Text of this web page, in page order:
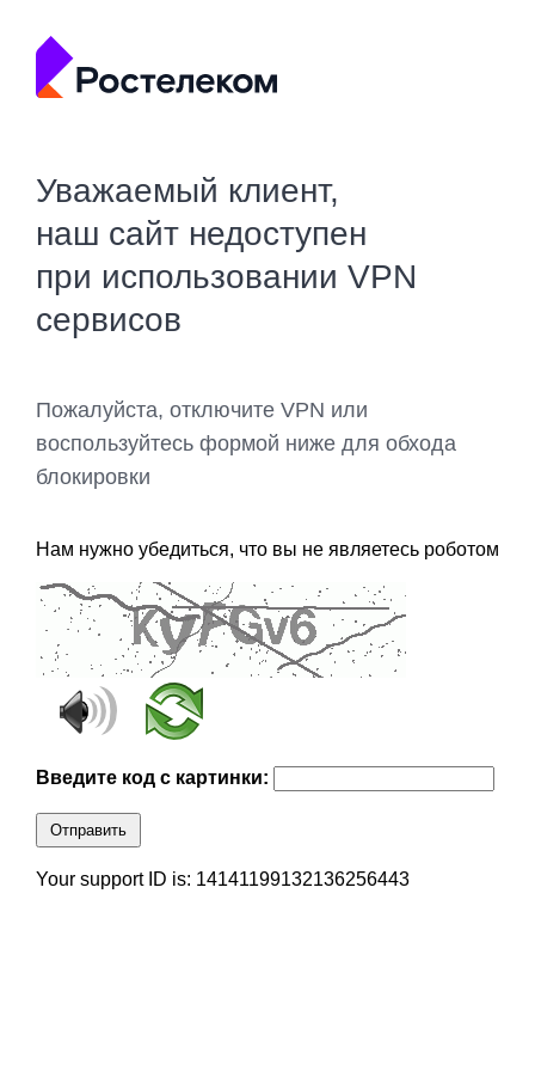
Уважаемый клиент,
наш сайт недоступен
при использовании VPN
сервисов
Пожалуйста, отключите VPN или
воспользуйтесь формой ниже для обхода
блокировки
Нам нужно убедиться, что вы не являетесь роботом
Введите код с картинки:
Отправить
Your support ID is: 14141199132136256443